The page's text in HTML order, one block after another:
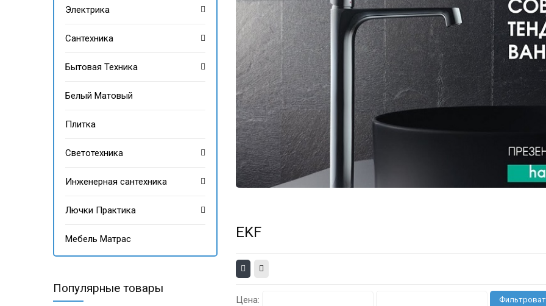
EKF
Цена:
Электрика
Сантехника
Бытовая Техника
Белый Матовый
Плитка
Светотехника
Инженерная сантехника
Лючки Практика
Мебель Матрас
Популярные товары